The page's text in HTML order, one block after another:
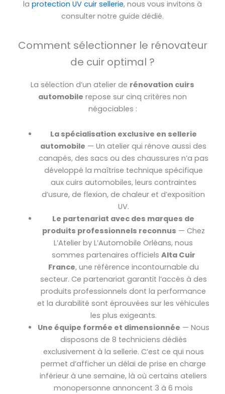
la protection UV cuir sellerie, nous vous invitons à
consulter notre guide dédié.
Comment sélectionner le rénovateur
de cuir optimal ?
La sélection d’un atelier de rénovation cuirs
automobile repose sur cinq critères non
négociables :
La spécialisation exclusive en sellerie
automobile — Un atelier qui rénove aussi des
canapés, des sacs ou des chaussures n’a pas
développé la maîtrise technique spécifique
aux cuirs automobiles, leurs contraintes
d’usure, de flexion, de chaleur et d’exposition
UV.
Le partenariat avec des marques de
produits professionnels reconnus — Chez
L’Atelier by L’Automobile Orléans, nous
sommes partenaires officiels Alta Cuir
France, une référence incontournable du
secteur. Ce partenariat garantit l’accès à des
produits professionnels dont la performance
et la durabilité sont éprouvées sur les véhicules
les plus exigeants.
Une équipe formée et dimensionnée — Nous
disposons de 8 techniciens dédiés
exclusivement à la sellerie. C’est ce qui nous
permet d’afficher un délai de prise en charge
inférieur à une semaine, là où certains ateliers
monopersonne annoncent 3 à 6 mois